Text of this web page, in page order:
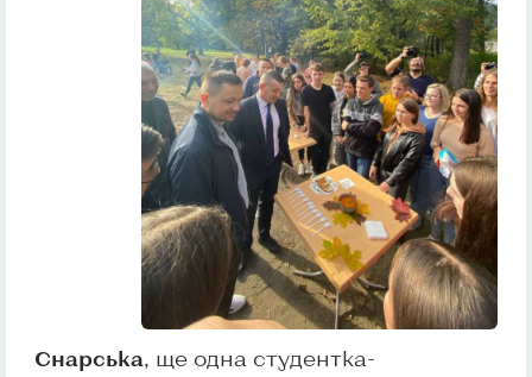
Снарська, ще одна студентка-